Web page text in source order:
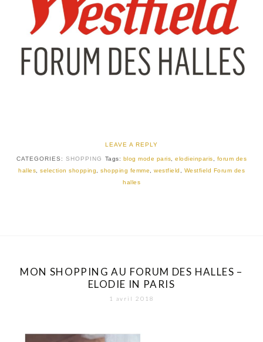
LEAVE A REPLY
CATEGORIES: SHOPPING Tags: blog mode paris ,elodieinparis
forum des
halles
selection shopping shopping femme westfield
Westfield Forum des
halles
MON SHOPPING AU FORUM DES HALLES –
ELODIE IN PARIS
1 avril 2018